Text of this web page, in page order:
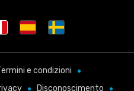
e condizioni
Disconoscimento